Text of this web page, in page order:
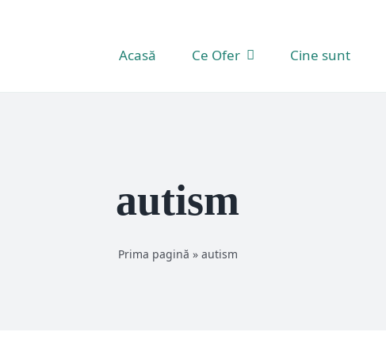
Acasă Ce Ofer Cine sunt
autism
Prima pagină » autism